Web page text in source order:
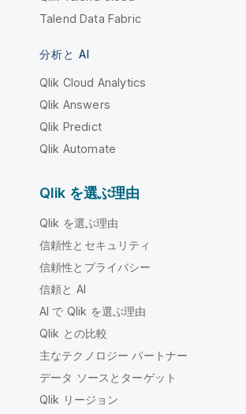
Talend Data Fabric
分析と AI
Qlik Cloud Analytics
Qlik Answers
Qlik Predict
Qlik Automate
Qlik を選ぶ理由
Qlik を選ぶ理由
信頼性とセキュリティ
信頼性とプライバシー
信頼と AI
AI で Qlik を選ぶ理由
Qlik との比較
主なテクノロジー パートナー
データ ソースとターゲット
Qlik リージョン